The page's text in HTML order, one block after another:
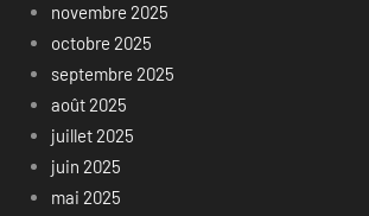
novembre 2025
octobre 2025
septembre 2025
août 2025
juillet 2025
juin 2025
mai 2025